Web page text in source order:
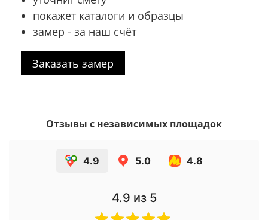
покажет каталоги и образцы
замер - за наш счёт
Заказать замер
Отзывы с независимых площадок
4.9 5.0 4.8
4.9 из 5